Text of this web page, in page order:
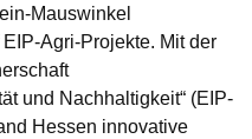
Mauswinkel
Agri-Projekte. Mit der
und Nachhaltigkeit“ (EIP-
Hessen innovative